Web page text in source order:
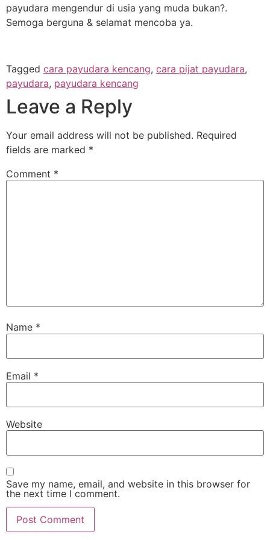
payudara mengendur di usia yang muda bukan?.
Semoga berguna & selamat mencoba ya.
Tagged cara payudara kencang, cara pijat payudara,
payudara, payudara kencang
Leave a Reply
Your email address will not be published. Required
fields are marked *
Comment *
Name *
Email *
Website
Save my name, email, and website in this browser for
the next time I comment.